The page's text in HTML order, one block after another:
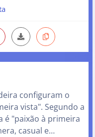
configuram o
vista". Segundo a
é "paixão à primeira
casual e…